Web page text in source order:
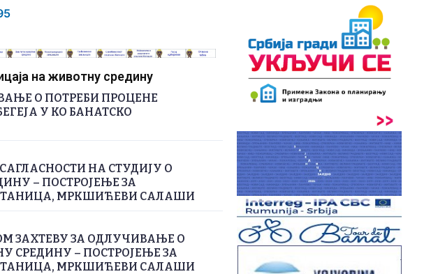
на животну средину
О ПОТРЕБИ ПРОЦЕНЕ
У КО БАНАТСКО
НА СТУДИЈУ О
– ПОСТРОЈЕЊЕ ЗА
МРКШИЋЕВИ САЛАШИ
ЗАХТЕВУ ЗА ОДЛУЧИВАЊЕ О
СРЕДИНУ – ПОСТРОЈЕЊЕ ЗА
МРКШИЋЕВИ САЛАШИ